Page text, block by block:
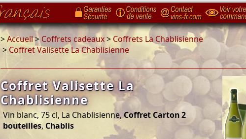
>Accueil>Coffrets cadeaux> Coffrets La Chablisienne
> Coffret Valisette La Chablisienne
Coffret Valisette La
Chablisienne
Vin blanc, 75 cl, La Chablisienne, Coffret Carton 2
bouteilles, Chablis